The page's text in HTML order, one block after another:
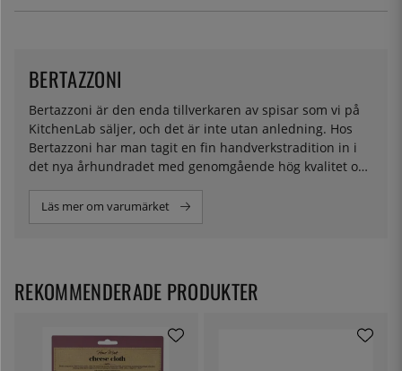
Bertazzoni är den enda tillverkaren av spisar som vi på
KitchenLab säljer, och det är inte utan anledning. Hos
Bertazzoni har man tagit en fin handverkstradition in i
det nya århundradet med genomgående hög kvalitet och
av 1800-talet har mycket hänt när det kommer till
spisar, och Bertazzoni har på ett snyggt sätt kombinerat
med både gas och induktion i flera färger och modeller
BERTAZZONI
Läs mer om varumärket
REKOMMENDERADE PRODUKTER